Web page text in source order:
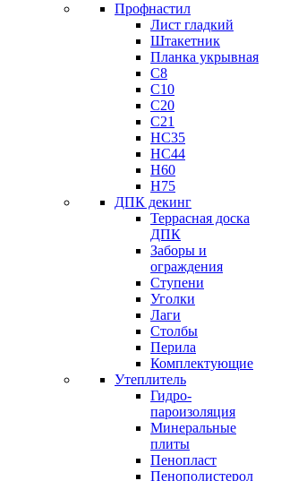
Профнастил
Лист гладкий
Штакетник
Планка укрывная
C8
C10
C20
C21
НС35
HC44
H60
H75
ДПК декинг
Террасная доска
ДПК
Заборы и
ограждения
Ступени
Уголки
Лаги
Столбы
Перила
Комплектующие
Утеплитель
Гидро-
пароизоляция
Минеральные
плиты
Пенопласт
Пенополистерол